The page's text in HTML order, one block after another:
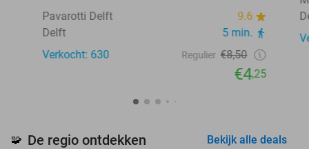
Pavarotti Delft
9.6
Delft
5 min.
Verkocht: 630
Regulier €8,50
€4,25
🧩 De regio ontdekken Bekijk alle deals